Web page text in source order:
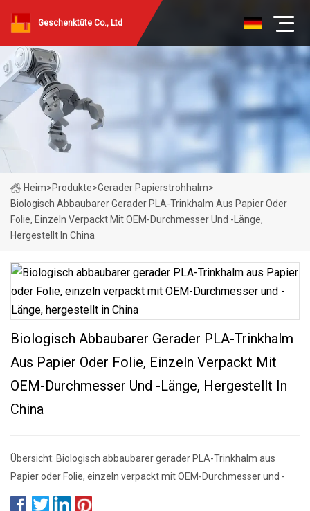
Geschenktüte Co., Ltd
Heim>Produkte>Gerader Papierstrohhalm>
Biologisch Abbaubarer Gerader PLA-Trinkhalm Aus Papier Oder
Folie, Einzeln Verpackt Mit OEM-Durchmesser Und -Länge,
Hergestellt In China
Biologisch Abbaubarer Gerader PLA-Trinkhalm
Aus Papier Oder Folie, Einzeln Verpackt Mit
OEM-Durchmesser Und -Länge, Hergestellt In
China
Übersicht: Biologisch abbaubarer gerader PLA-Trinkhalm aus
Papier oder Folie, einzeln verpackt mit OEM-Durchmesser und -